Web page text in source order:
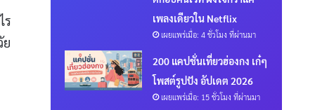
ร
ย
เพลงเดียวใน Netflix
เผยแพร่เมื่อ: 4 ชั่วโมง ที่ผ่านมา
200 แคปชั่นเที่ยวฮ่องกง เก๋ๆ
โพสต์รูปปัง อัปเดต 2026
เผยแพร่เมื่อ: 15 ชั่วโมง ที่ผ่านมา